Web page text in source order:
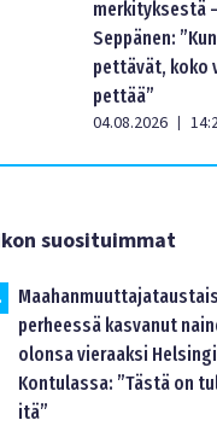
merkityksestä –
Seppänen:
pettävät, koko
pettää”
04.08.2026 |
suosituimmat
perheessä kasvanut
olonsa vieraaksi
Kontulassa: ”Tästä on
itä”